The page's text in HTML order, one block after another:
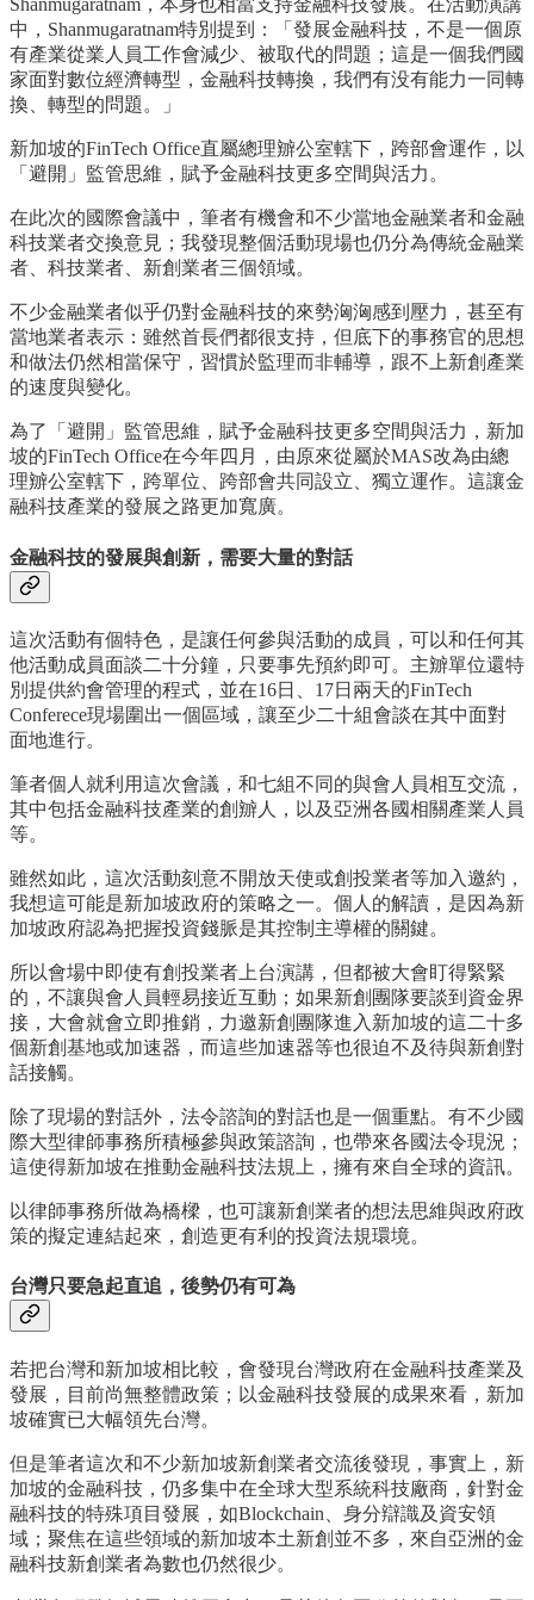
Shanmugaratnam，本身也相當支持金融科技發展。在活動演講
中，Shanmugaratnam特別提到：「發展金融科技，不是一個原
有產業從業人員工作會減少、被取代的問題；這是一個我們國
家面對數位經濟轉型，金融科技轉換，我們有没有能力一同轉
換、轉型的問題。」
新加坡的FinTech Office直屬總理辧公室轄下，跨部會運作，以
「避開」監管思維，賦予金融科技更多空間與活力。
在此次的國際會議中，筆者有機會和不少當地金融業者和金融
科技業者交換意見；我發現整個活動現場也仍分為傳統金融業
者、科技業者、新創業者三個領域。
不少金融業者似乎仍對金融科技的來勢洶洶感到壓力，甚至有
當地業者表示：雖然首長們都很支持，但底下的事務官的思想
和做法仍然相當保守，習慣於監理而非輔導，跟不上新創產業
的速度與變化。
為了「避開」監管思維，賦予金融科技更多空間與活力，新加
坡的FinTech Office在今年四月，由原來從屬於MAS改為由總
理辧公室轄下，跨單位、跨部會共同設立、獨立運作。這讓金
融科技產業的發展之路更加寬廣。
金融科技的發展與創新，需要大量的對話
這次活動有個特色，是讓任何參與活動的成員，可以和任何其
他活動成員面談二十分鐘，只要事先預約即可。主辧單位還特
別提供約會管理的程式，並在16日、17日兩天的FinTech
Conferece現場圍出一個區域，讓至少二十組會談在其中面對
面地進行。
筆者個人就利用這次會議，和七組不同的與會人員相互交流，
其中包括金融科技產業的創辧人，以及亞洲各國相關產業人員
等。
雖然如此，這次活動刻意不開放天使或創投業者等加入邀約，
我想這可能是新加坡政府的策略之一。個人的解讀，是因為新
加坡政府認為把握投資錢脈是其控制主導權的關鍵。
所以會場中即使有創投業者上台演講，但都被大會盯得緊緊
的，不讓與會人員輕易接近互動；如果新創團隊要談到資金界
接，大會就會立即推銷，力邀新創團隊進入新加坡的這二十多
個新創基地或加速器，而這些加速器等也很迫不及待與新創對
話接觸。
除了現場的對話外，法令諮詢的對話也是一個重點。有不少國
際大型律師事務所積極參與政策諮詢，也帶來各國法令現況；
這使得新加坡在推動金融科技法規上，擁有來自全球的資訊。
以律師事務所做為橋樑，也可讓新創業者的想法思維與政府政
策的擬定連結起來，創造更有利的投資法規環境。
台灣只要急起直追，後勢仍有可為
若把台灣和新加坡相比較，會發現台灣政府在金融科技產業及
發展，目前尚無整體政策；以金融科技發展的成果來看，新加
坡確實已大幅領先台灣。
但是筆者這次和不少新加坡新創業者交流後發現，事實上，新
加坡的金融科技，仍多集中在全球大型系統科技廠商，針對金
融科技的特殊項目發展，如Blockchain、身分辯識及資安領
域；聚焦在這些領域的新加坡本土新創並不多，來自亞洲的金
融科技新創業者為數也仍然很少。